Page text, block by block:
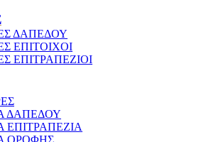
ΔΑΠΕΔΟΥ
ΕΠΙΤΟΙΧΟΙ
ΕΠΙΤΡΑΠΕΖΙΟΙ
ΔΑΠΕΔΟΥ
ΕΠΙΤΡΑΠΕΖΙΑ